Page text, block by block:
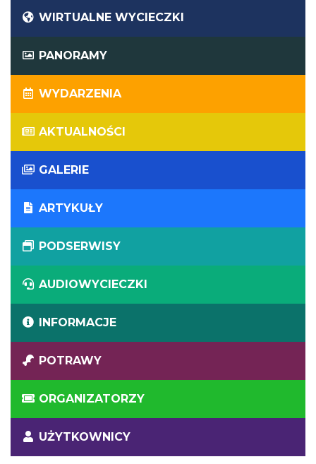
WIRTUALNE WYCIECZKI
PANORAMY
WYDARZENIA
AKTUALNOŚCI
GALERIE
ARTYKUŁY
PODSERWISY
AUDIOWYCIECZKI
INFORMACJE
POTRAWY
ORGANIZATORZY
UŻYTKOWNICY